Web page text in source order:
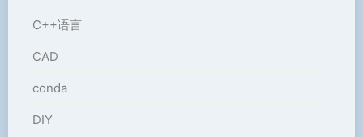
C++语言
CAD
conda
DIY